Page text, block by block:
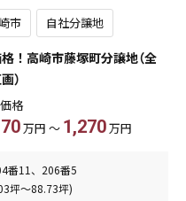
市 自社分譲地
！高崎市藤塚町分譲地（全
）
格
万円 ～ 1,270万円
番11、206番5
坪～88.73坪)